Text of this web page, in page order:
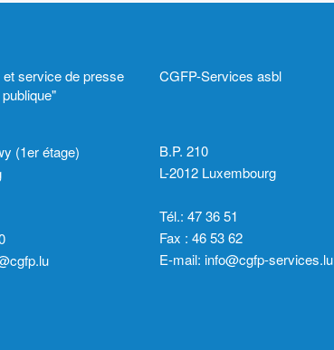
service de presse
(1er étage)
CGFP-Services asbl
B.P. 210
L-2012 Luxembourg
Tél.: 47 36 51
Fax : 46 53 62
E-mail: info@cgfp-services.lu